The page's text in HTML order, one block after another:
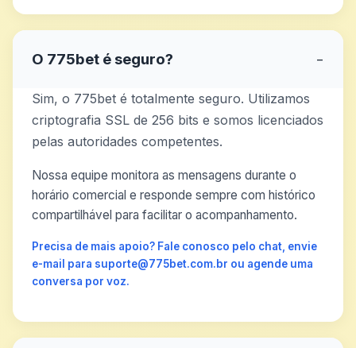
O 775bet é seguro? −
Sim, o 775bet é totalmente seguro. Utilizamos
criptografia SSL de 256 bits e somos licenciados
pelas autoridades competentes.
Nossa equipe monitora as mensagens durante o
horário comercial e responde sempre com histórico
compartilhável para facilitar o acompanhamento.
Precisa de mais apoio? Fale conosco pelo chat, envie
e-mail para suporte@775bet.com.br ou agende uma
conversa por voz.